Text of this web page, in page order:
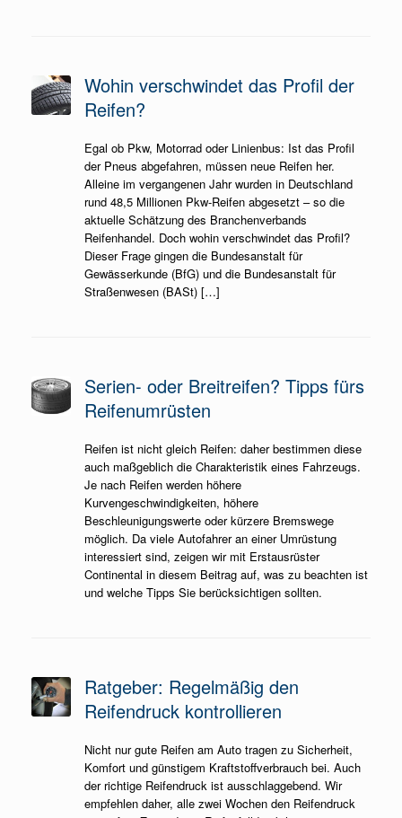
Wohin verschwindet das Profil der
Reifen?
Egal ob Pkw, Motorrad oder Linienbus: Ist das Profil
der Pneus abgefahren, müssen neue Reifen her.
Alleine im vergangenen Jahr wurden in Deutschland
rund 48,5 Millionen Pkw-Reifen abgesetzt – so die
aktuelle Schätzung des Branchenverbands
Reifenhandel. Doch wohin verschwindet das Profil?
Dieser Frage gingen die Bundesanstalt für
Gewässerkunde (BfG) und die Bundesanstalt für
Straßenwesen (BASt) […]
Serien- oder Breitreifen? Tipps fürs
Reifenumrüsten
Reifen ist nicht gleich Reifen: daher bestimmen diese
auch maßgeblich die Charakteristik eines Fahrzeugs.
Je nach Reifen werden höhere
Kurvengeschwindigkeiten, höhere
Beschleunigungswerte oder kürzere Bremswege
möglich. Da viele Autofahrer an einer Umrüstung
interessiert sind, zeigen wir mit Erstausrüster
Continental in diesem Beitrag auf, was zu beachten ist
und welche Tipps Sie berücksichtigen sollten.
Ratgeber: Regelmäßig den
Reifendruck kontrollieren
Nicht nur gute Reifen am Auto tragen zu Sicherheit,
Komfort und günstigem Kraftstoffverbrauch bei. Auch
der richtige Reifendruck ist ausschlaggebend. Wir
empfehlen daher, alle zwei Wochen den Reifendruck